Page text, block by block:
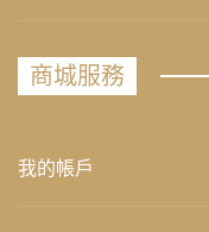
商城服務
我的帳戶